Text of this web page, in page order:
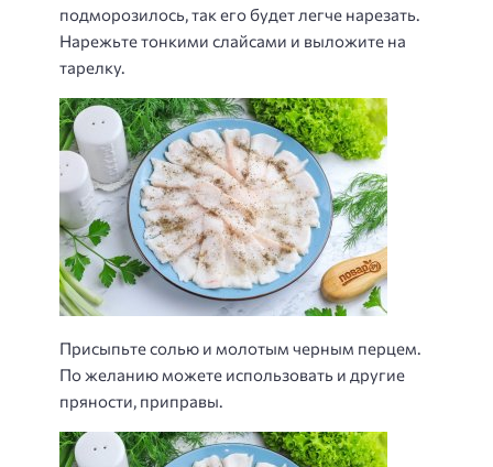
подморозилось, так его будет легче нарезать.
Нарежьте тонкими слайсами и выложите на
тарелку.
Присыпьте солью и молотым черным перцем.
По желанию можете использовать и другие
пряности, приправы.